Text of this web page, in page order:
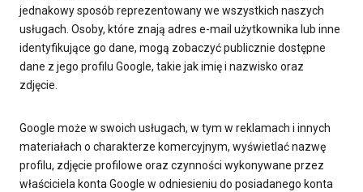
jednakowy sposób reprezentowany we wszystkich naszych
usługach. Osoby, które znają adres e-mail użytkownika lub inne
identyfikujące go dane, mogą zobaczyć publicznie dostępne
dane z jego profilu Google, takie jak imię i nazwisko oraz
zdjęcie.
Google może w swoich usługach, w tym w reklamach i innych
materiałach o charakterze komercyjnym, wyświetlać nazwę
profilu, zdjęcie profilowe oraz czynności wykonywane przez
właściciela konta Google w odniesieniu do posiadanego konta